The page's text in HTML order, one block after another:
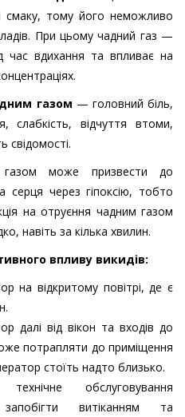
смаку, тому його неможливо
При цьому чадний газ —
час вдихання та впливає на
газом — головний біль,
слабкість, відчуття втоми,
свідомості.
газом може призвести до
через гіпоксію, тобто
на отруєння чадним газом
навіть за кілька хвилин.
впливу викидів:
на відкритому повітрі, де є
далі від вікон та входів до
потрапляти до приміщення
стоїть надто близько.
обслуговування
витіканням та